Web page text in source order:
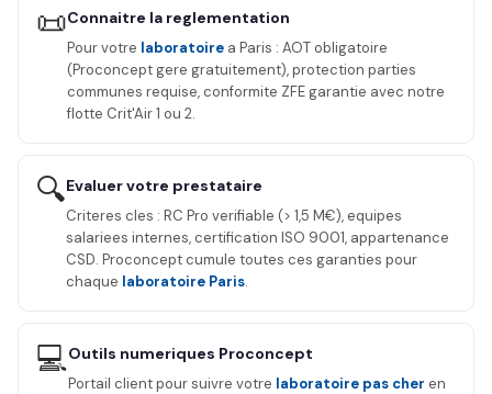
📜Connaitre la reglementation
Pour votre laboratoire a Paris : AOT obligatoire
(Proconcept gere gratuitement), protection parties
communes requise, conformite ZFE garantie avec notre
flotte Crit'Air 1 ou 2.
🔍Evaluer votre prestataire
Criteres cles : RC Pro verifiable (> 1,5 M€), equipes
salariees internes, certification ISO 9001, appartenance
CSD. Proconcept cumule toutes ces garanties pour
chaque laboratoire Paris.
💻Outils numeriques Proconcept
Portail client pour suivre votre laboratoire pas cher en